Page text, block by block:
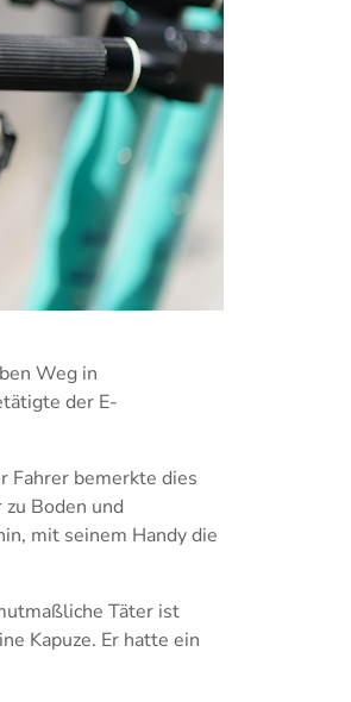
Weg in
der E-
Fahrer bemerkte dies
Boden und
mit seinem Handy die
Täter ist
Kapuze. Er hatte ein